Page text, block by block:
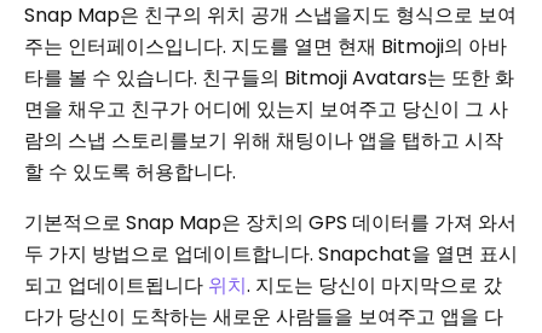
Snap Map은 친구의 위치 공개 스냅을지도 형식으로 보여
주는 인터페이스입니다. 지도를 열면 현재 Bitmoji의 아바
타를 볼 수 있습니다. 친구들의 Bitmoji Avatars는 또한 화
면을 채우고 친구가 어디에 있는지 보여주고 당신이 그 사
람의 스냅 스토리를보기 위해 채팅이나 앱을 탭하고 시작
할 수 있도록 허용합니다.
기본적으로 Snap Map은 장치의 GPS 데이터를 가져 와서
두 가지 방법으로 업데이트합니다. Snapchat을 열면 표시
되고 업데이트됩니다 위치. 지도는 당신이 마지막으로 갔
다가 당신이 도착하는 새로운 사람들을 보여주고 앱을 다